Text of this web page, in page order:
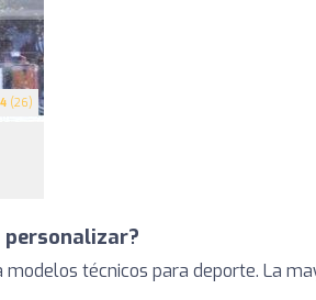
4 (26)
personalizar?
técnicos para deporte. La